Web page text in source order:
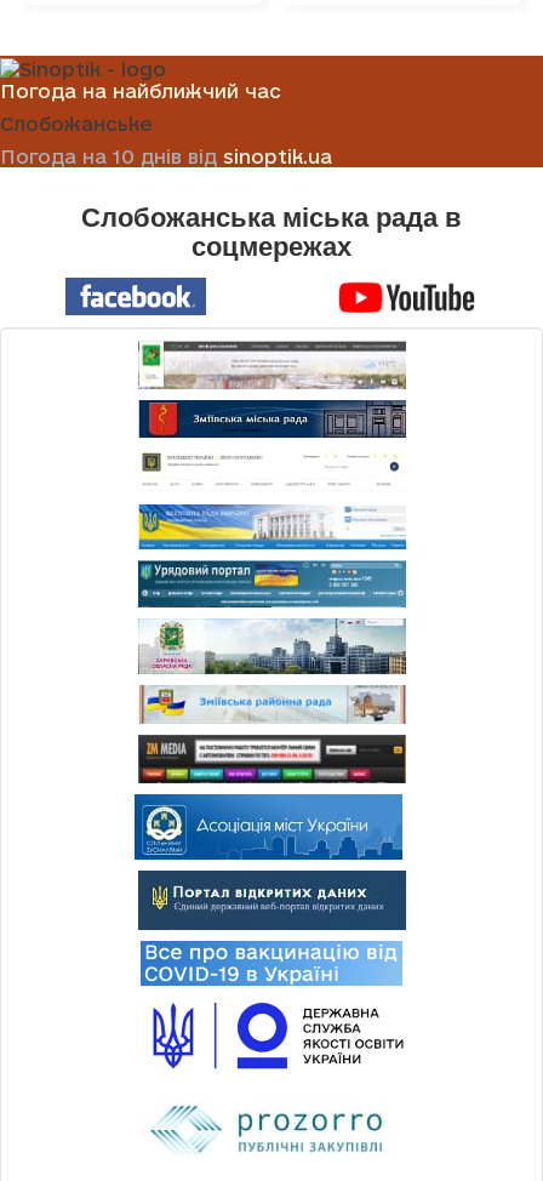
Погода на найближчий час
Слобожанське
Погода на 10 днів від sinoptik.ua
Слобожанська міська рада в
соцмережах